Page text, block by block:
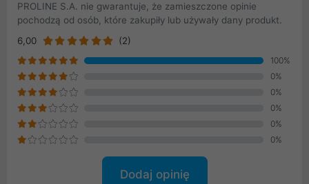
PROLINE S.A. nie gwarantuje, że zamieszczone opinie
pochodzą od osób, które zakupiły lub używały dany produkt.
6,00
(2)
100%
0%
0%
0%
0%
0%
Dodaj opinię